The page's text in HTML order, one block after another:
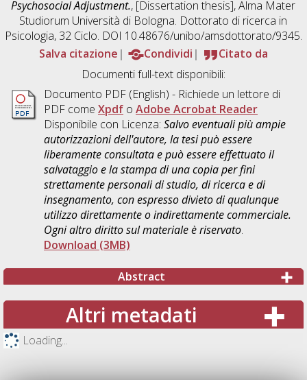
Psychosocial Adjustment., [Dissertation thesis], Alma Mater
Studiorum Università di Bologna. Dottorato di ricerca in
Psicologia, 32 Ciclo. DOI 10.48676/unibo/amsdottorato/9345.
Salva citazione
Condividi
Citato da
Documenti full-text disponibili:
Documento PDF(English) - Richiede un lettore di
PDF come Xpdfo Adobe Acrobat Reader
Disponibile con Licenza: Salvo eventuali più ampie
autorizzazioni dell'autore, la tesi può essere
liberamente consultata e può essere effettuato il
salvataggio e la stampa di una copia per fini
strettamente personali di studio, di ricerca e di
insegnamento, con espresso divieto di qualunque
utilizzo direttamente o indirettamente commerciale.
Ogni altro diritto sul materiale è riservato.
Download (3MB)
Abstract
Altri metadati
Loading...